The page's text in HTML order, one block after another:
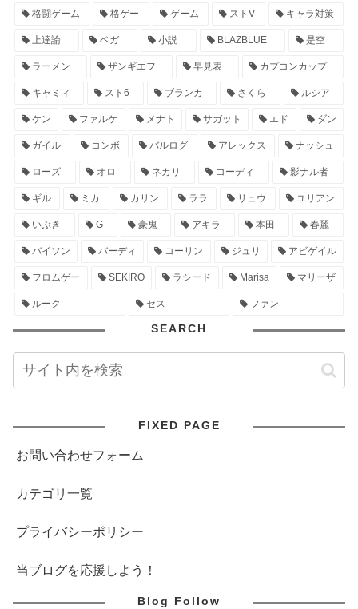
格闘ゲーム 格ゲー ゲーム ストV キャラ対策
上達論 ベガ 小説 BLAZBLUE 是空
ラーメン ザンギエフ 早見表 カプコンカップ
キャミィ スト6 ブランカ さくら ルシア
ケン ファルケ メナト サガット エド ダン
ガイル コンボ バルログ アレックス ナッシュ
ローズ オロ ネカリ コーディ 影ナル者
ギル ミカ カリン ララ リュウ ユリアン
いぶき G 豪鬼 アキラ 本田 春麗
バイソン バーディ コーリン ジュリ アビゲイル
フロムゲー SEKIRO ラシード Marisa マリーザ
ルーク セス ファン
SEARCH
FIXED PAGE
お問い合わせフォーム
カテゴリ一覧
プライバシーポリシー
当ブログを応援しよう！
Blog Follow